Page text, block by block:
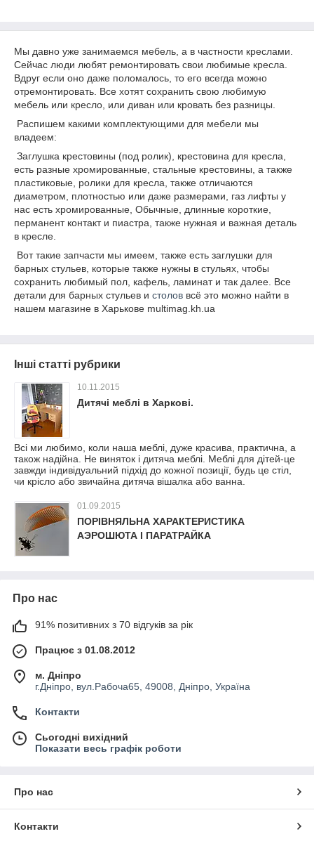
Мы давно уже занимаемся мебель, а в частности креслами.
Сейчас люди любят ремонтировать свои любимые кресла.
Вдруг если оно даже поломалось, то его всегда можно
отремонтировать. Все хотят сохранить свою любимую
мебель или кресло, или диван или кровать без разницы.
Распишем какими комплектующими для мебели мы
владеем:
Заглушка крестовины (под ролик), крестовина для кресла,
есть разные хромированные, стальные крестовины, а также
пластиковые, ролики для кресла, также отличаются
диаметром, плотностью или даже размерами, газ лифты у
нас есть хромированные, Обычные, длинные короткие,
перманент контакт и пиастра, также нужная и важная деталь
в кресле.
Вот такие запчасти мы имеем, также есть заглушки для
барных стульев, которые также нужны в стульях, чтобы
сохранить любимый пол, кафель, ламинат и так далее. Все
детали для барных стульев и столов всё это можно найти в
нашем магазине в Харькове multimag.kh.ua
Інші статті рубрики
10.11.2015
Дитячі меблі в Харкові.
Всі ми любимо, коли наша меблі, дуже красива, практична, а
також надійна. Не виняток і дитяча меблі. Меблі для дітей-це
завжди індивідуальний підхід до кожної позиції, будь це стіл,
чи крісло або звичайна дитяча вішалка або ванна.
01.09.2015
ПОРІВНЯЛЬНА ХАРАКТЕРИСТИКА
АЭРОШЮТА І ПАРАТРАЙКА
Про нас
91% позитивних з 70 відгуків за рік
Працює з 01.08.2012
м. Дніпро
г.Дніпро, вул.Рабоча65, 49008, Дніпро, Україна
Контакти
Сьогодні вихідний
Показати весь графік роботи
Про нас
Контакти